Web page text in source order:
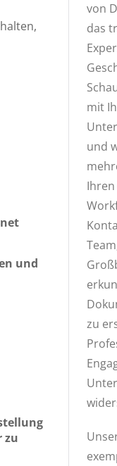
und
zu
von
das
mit
und
zu